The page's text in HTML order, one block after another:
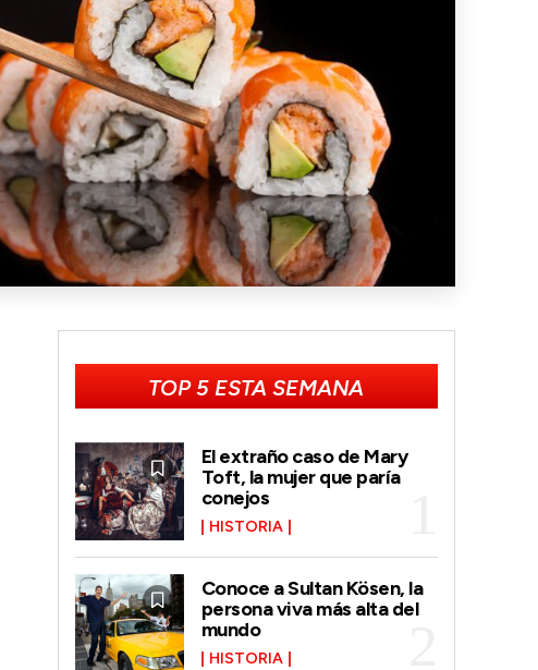
TOP 5 ESTA SEMANA
El extraño caso de Mary
Toft, la mujer que paría
conejos
HISTORIA
Conoce a Sultan Kösen, la
persona viva más alta del
mundo
HISTORIA